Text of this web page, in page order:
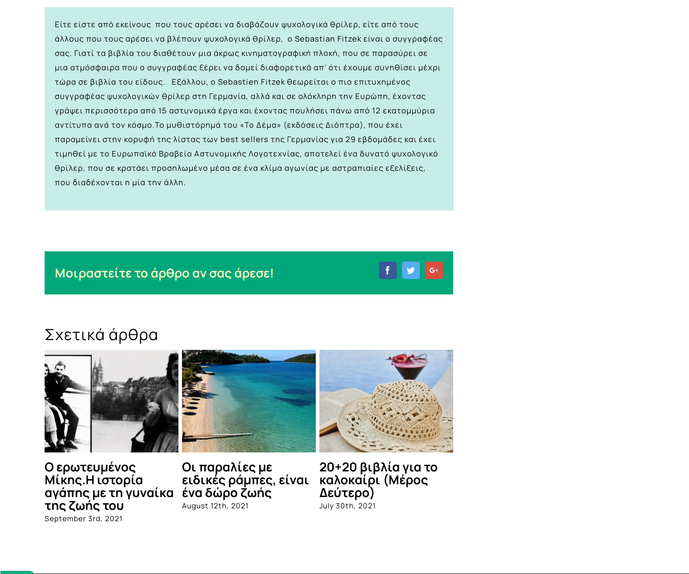
Είτε είστε από εκείνους που τους αρέσει να διαβάζουν ψυχολογικά θρίλερ, είτε από τους
άλλους που τους αρέσει να βλέπουν ψυχολογικά θρίλερ, ο Sebastian Fitzek είναι ο συγγραφέας
σας. Γιατί τα βιβλία του διαθέτουν μια άκρως κινηματογραφική πλοκή, που σε παρασύρει σε
μια ατμόσφαιρα που ο συγγραφέας ξέρει να δομεί διαφορετικά απ’ ότι έχουμε συνηθίσει μέχρι
τώρα σε βιβλία του είδους. Εξάλλου, ο Sebastien Fitzek θεωρείται ο πιο επιτυχημένος
συγγραφέας ψυχολογικών θρίλερ στη Γερμανία, αλλά και σε ολόκληρη την Ευρώπη, έχοντας
γράψει περισσότερα από 15 αστυνομικά έργα και έχοντας πουλήσει πάνω από 12 εκατομμύρια
αντίτυπα ανά τον κόσμο.Το μυθιστόρημά του «Το Δέμα» (εκδόσεις Διόπτρα), που έχει
παραμείνει στην κορυφή της λίστας των best sellers της Γερμανίας για 29 εβδομάδες και έχει
τιμηθεί με το Ευρωπαϊκό Βραβείο Αστυνομικής Λογοτεχνίας, αποτελεί ένα δυνατό ψυχολογικό
θρίλερ, που σε κρατάει προσηλωμένο μέσα σε ένα κλίμα αγωνίας με αστραπιαίες εξελίξεις,
που διαδέχονται η μία την άλλη.
Μοιραστείτε το άρθρο αν σας άρεσε! FacebookTwitter
Σχετικά άρθρα
Οι παραλίες με
ειδικές ράμπες, είναι
ένα δώρο ζωής
August 12th, 2021
20+20 βιβλία για το
καλοκαίρι (Μέρος
Δεύτερο)
July 30th, 2021
Τα φεστιβάλ που μας
κρατούν παρέα τον
Αύγουστο ανά την
Ελλάδα
20+20 βιβλία για το
καλοκαίρι